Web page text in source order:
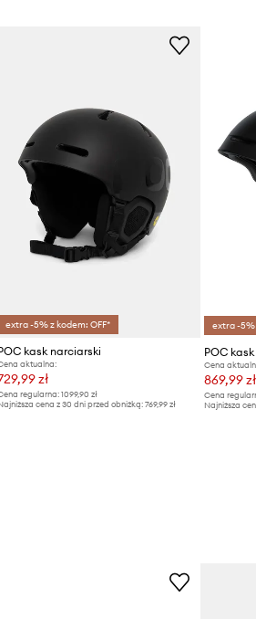
dodatkowe bezpieczeństwo i
także w trakcie intensywnego ruchu.
extra -5% z kodem: OFF*
kask narciarski
aktualna:
zł
regularna:1099,90 zł
cena z 30 dni przed obniżką:769,99 zł
extra -5%
POC
Cena
869,99 zł
Cena
Najniższa